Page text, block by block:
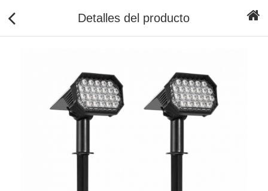
Detalles del producto